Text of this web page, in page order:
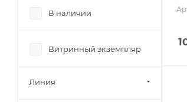
В наличии
Витринный экземпляр
Линия